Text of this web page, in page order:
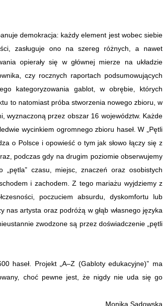
demokracja: każdy element jest wobec siebie
zasługuje ono na szereg różnych, a nawet
opierały się w głównej mierze na układzie
czy rocznych raportach podsumowujących
kategoryzowania gablot, w obrębie, których
to natomiast próba stworzenia nowego zbioru, w
wyznaczoną przez obszar 16 województw. Każde
wycinkiem ogromnego zbioru haseł. W „Pętli
o Polsce i opowieść o tym jak słowo łączy się z
podczas gdy na drugim poziomie obserwujemy
czasu, miejsc, znaczeń oraz osobistych
i zachodem.
Z tego mariażu wyjdziemy z
poczuciem absurdu, dyskomfortu lub
artysta oraz podróżą w głąb własnego języka
zwodzone są przez doświadczenie „pętli
haseł. Projekt „A–Z (Gabloty edukacyjne)” ma
choć pewne jest, że nigdy nie uda się go
Monika Sadowska